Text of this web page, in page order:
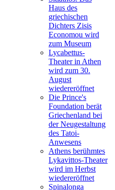
Haus des
griechischen
Dichters Zisis
Economou wird
zum Museum
Lycabettus-
Theater in Athen
wird zum 30.
August
wiedereröffnet
Die Prince's
Foundation berät
Griechenland bei
der Neugestaltung
des Tatoi-
Anwesens
Athens berühmtes
Lykavittos-Theater
wird im Herbst
wiedereröffnet
Spinalonga